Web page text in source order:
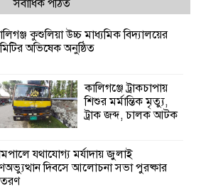
সর্বাধিক পঠিত
কুশুলিয়া উচ্চ মাধ্যমিক বিদ্যালয়ের
অভিষেক অনুষ্ঠিত
কালিগঞ্জে ট্রাকচাপায়
শিশুর মর্মান্তিক মৃত্যু,
ট্রাক জব্দ, চালক আটক
যথাযোগ্য মর্যাদায় জুলাই
দিবসে আলোচনা সভা পুরষ্কার